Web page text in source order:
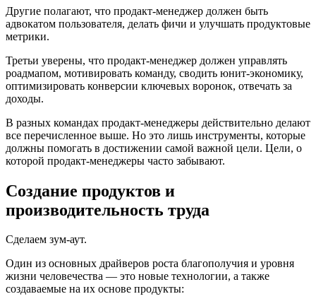
Другие полагают, что продакт-менеджер должен быть
адвокатом пользователя, делать фичи и улучшать продуктовые
метрики.
Третьи уверены, что продакт-менеджер должен управлять
роадмапом, мотивировать команду, сводить юнит-экономику,
оптимизировать конверсии ключевых воронок, отвечать за
доходы.
В разных командах продакт-менеджеры действительно делают
все перечисленное выше. Но это лишь инструменты, которые
должны помогать в достижении самой важной цели. Цели, о
которой продакт-менеджеры часто забывают.
Создание продуктов и
производительность труда
Сделаем зум-аут.
Один из основных драйверов роста благополучия и уровня
жизни человечества — это новые технологии, а также
создаваемые на их основе продукты: